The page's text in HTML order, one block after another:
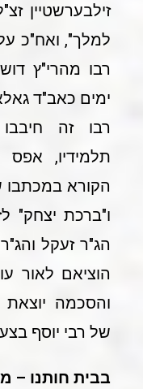
זילבערשטיין
למלך", ואח"כ
רבו מהרי"ץ
ימים כאב"ד
רבו זה
תלמידיו,
הקורא
ו"ברכת יצחק"
הג"ר זעקל
הוציאם לאור
והסכמה
של רבי יוסף
בבית חותנו –